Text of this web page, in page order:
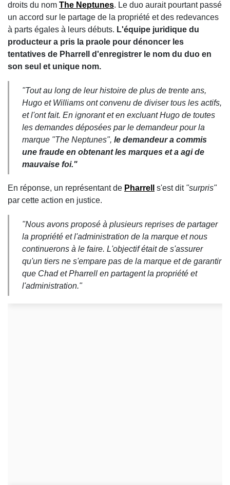
droits du nom The Neptunes. Le duo aurait pourtant passé
un accord sur le partage de la propriété et des redevances
à parts égales à leurs débuts. L'équipe juridique du
producteur a pris la praole pour dénoncer les
tentatives de Pharrell d'enregistrer le nom du duo en
son seul et unique nom.
"Tout au long de leur histoire de plus de trente ans,
Hugo et Williams ont convenu de diviser tous les actifs,
et l'ont fait. En ignorant et en excluant Hugo de toutes
les demandes déposées par le demandeur pour la
marque "The Neptunes", le demandeur a commis
une fraude en obtenant les marques et a agi de
mauvaise foi."
En réponse, un représentant de Pharrell s'est dit "surpris"
par cette action en justice.
"Nous avons proposé à plusieurs reprises de partager
la propriété et l'administration de la marque et nous
continuerons à le faire. L'objectif était de s'assurer
qu'un tiers ne s'empare pas de la marque et de garantir
que Chad et Pharrell en partagent la propriété et
l'administration."